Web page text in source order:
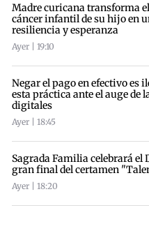
Madre curicana transforma
cáncer infantil de su hijo en
resiliencia y esperanza
Ayer | 19:10
Negar el pago en efectivo es
esta práctica ante el auge de
digitales
Ayer | 18:45
Sagrada Familia celebrará el
gran final del certamen
Ayer | 18:20